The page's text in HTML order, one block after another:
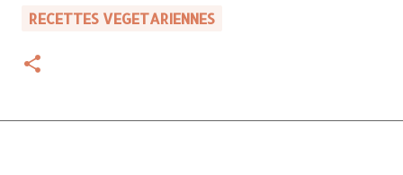
RECETTES VEGETARIENNES